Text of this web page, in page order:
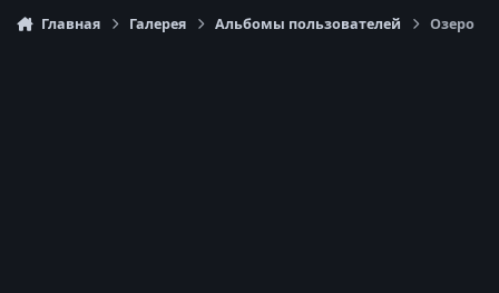
Главная Галерея Альбомы пользователей Озеро